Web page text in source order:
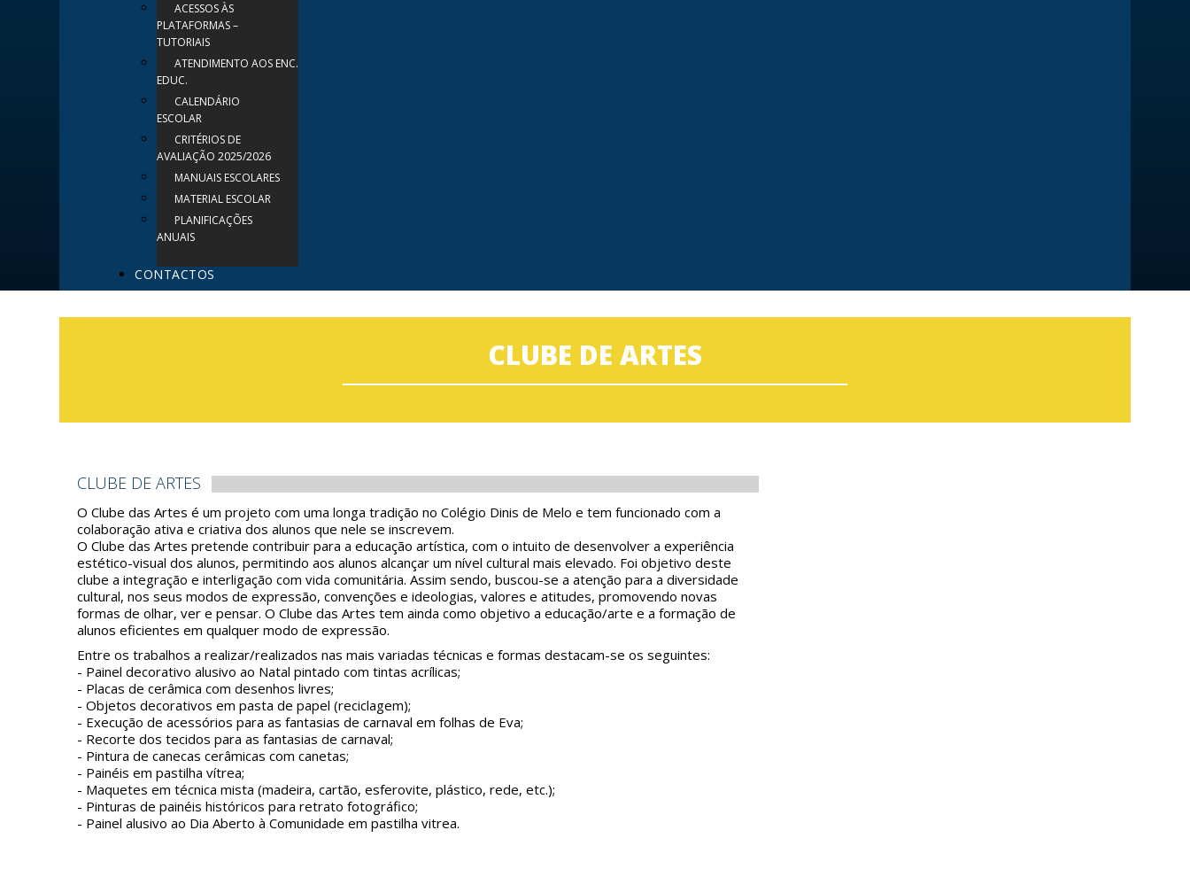
ACESSOS ÀS
PLATAFORMAS –
TUTORIAIS
ATENDIMENTO AOS ENC.
EDUC.
CALENDÁRIO
ESCOLAR
CRITÉRIOS DE
AVALIAÇÃO 2025/2026
MANUAIS ESCOLARES
MATERIAL ESCOLAR
PLANIFICAÇÕES
ANUAIS
CONTACTOS
CLUBE DE ARTES
CLUBE DE ARTES
O Clube das Artes é um projeto com uma longa tradição no Colégio Dinis de Melo e tem funcionado com a
colaboração ativa e criativa dos alunos que nele se inscrevem.
O Clube das Artes pretende contribuir para a educação artística, com o intuito de desenvolver a experiência
estético-visual dos alunos, permitindo aos alunos alcançar um nível cultural mais elevado. Foi objetivo deste
clube a integração e interligação com vida comunitária. Assim sendo, buscou-se a atenção para a diversidade
cultural, nos seus modos de expressão, convenções e ideologias, valores e atitudes, promovendo novas
formas de olhar, ver e pensar. O Clube das Artes tem ainda como objetivo a educação/arte e a formação de
alunos eficientes em qualquer modo de expressão.
Entre os trabalhos a realizar/realizados nas mais variadas técnicas e formas destacam-se os seguintes:
- Painel decorativo alusivo ao Natal pintado com tintas acrílicas;
- Placas de cerâmica com desenhos livres;
- Objetos decorativos em pasta de papel (reciclagem);
- Execução de acessórios para as fantasias de carnaval em folhas de Eva;
- Recorte dos tecidos para as fantasias de carnaval;
- Pintura de canecas cerâmicas com canetas;
- Painéis em pastilha vítrea;
- Maquetes em técnica mista (madeira, cartão, esferovite, plástico, rede, etc.);
- Pinturas de painéis históricos para retrato fotográfico;
- Painel alusivo ao Dia Aberto à Comunidade em pastilha vitrea.